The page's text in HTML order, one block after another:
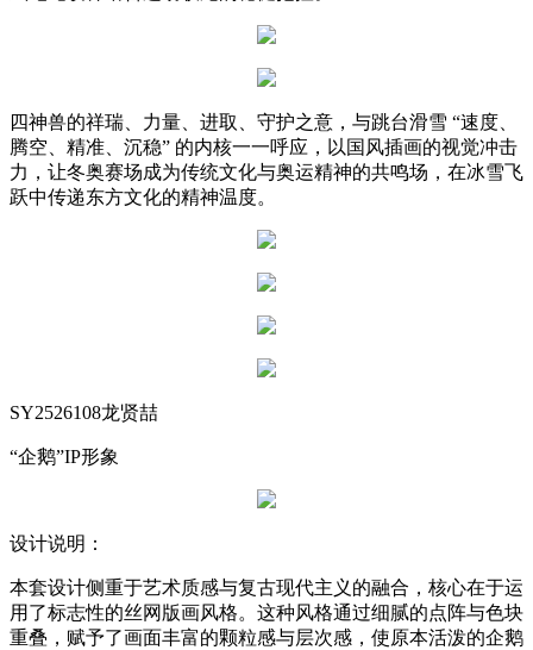
四神兽的祥瑞、力量、进取、守护之意，与跳台滑雪 “速度、
腾空、精准、沉稳” 的内核一一呼应，以国风插画的视觉冲击
力，让冬奥赛场成为传统文化与奥运精神的共鸣场，在冰雪飞
跃中传递东方文化的精神温度。
SY2526108龙贤喆
“企鹅”IP形象
设计说明：
本套设计侧重于艺术质感与复古现代主义的融合，核心在于运
用了标志性的丝网版画风格。这种风格通过细腻的点阵与色块
重叠，赋予了画面丰富的颗粒感与层次感，使原本活泼的企鹅